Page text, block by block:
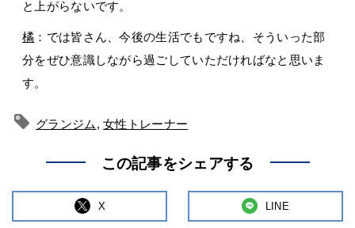
と上がらないです。
橘 ：では皆さん、今後の生活でもですね、そういった部
分をぜひ意識しながら過ごしていただければなと思いま
す。
グランジム ,女性トレーナー
この記事をシェアする
X LINE